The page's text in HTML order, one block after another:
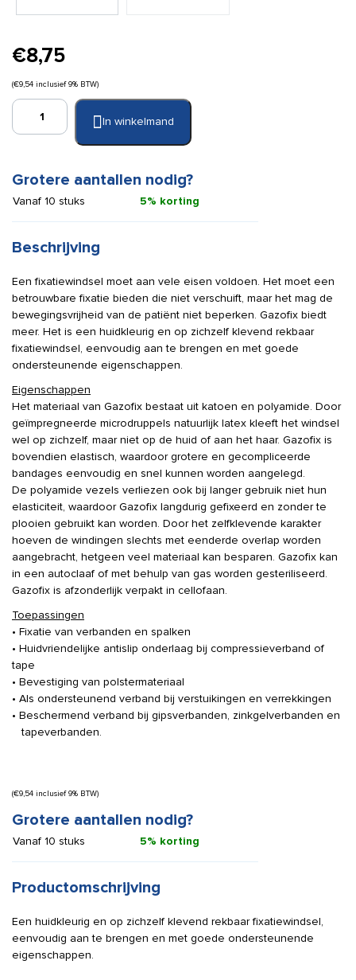
€8,75
(€9,54 inclusief 9% BTW)
Gazofix
20
flex
aantal
In winkelmand
Grotere aantallen nodig?
Vanaf 10 stuks 5% korting
Beschrijving
Een fixatiewindsel moet aan vele eisen voldoen. Het moet een
betrouwbare fixatie bieden die niet verschuift, maar het mag de
bewegingsvrijheid van de patiënt niet beperken. Gazofix biedt
meer. Het is een huidkleurig en op zichzelf klevend rekbaar
fixatiewindsel, eenvoudig aan te brengen en met goede
ondersteunende eigenschappen.
Eigenschappen
Het materiaal van Gazofix bestaat uit katoen en polyamide. Door
geïmpregneerde microdruppels natuurlijk latex kleeft het windsel
wel op zichzelf, maar niet op de huid of aan het haar. Gazofix is
bovendien elastisch, waardoor grotere en gecompliceerde
bandages eenvoudig en snel kunnen worden aangelegd.
De polyamide vezels verliezen ook bij langer gebruik niet hun
elasticiteit, waardoor Gazofix langdurig gefixeerd en zonder te
plooien gebruikt kan worden. Door het zelfklevende karakter
hoeven de windingen slechts met eenderde overlap worden
aangebracht, hetgeen veel materiaal kan besparen. Gazofix kan
in een autoclaaf of met behulp van gas worden gesteriliseerd.
Gazofix is afzonderlijk verpakt in cellofaan.
Toepassingen
• Fixatie van verbanden en spalken
• Huidvriendelijke antislip onderlaag bij compressieverband of
tape
• Bevestiging van polstermateriaal
• Als ondersteunend verband bij verstuikingen en verrekkingen
• Beschermend verband bij gipsverbanden, zinkgelverbanden en
tapeverbanden.
(€9,54 inclusief 9% BTW)
Grotere aantallen nodig?
Vanaf 10 stuks 5% korting
Productomschrijving
Een huidkleurig en op zichzelf klevend rekbaar fixatiewindsel,
eenvoudig aan te brengen en met goede ondersteunende
eigenschappen.